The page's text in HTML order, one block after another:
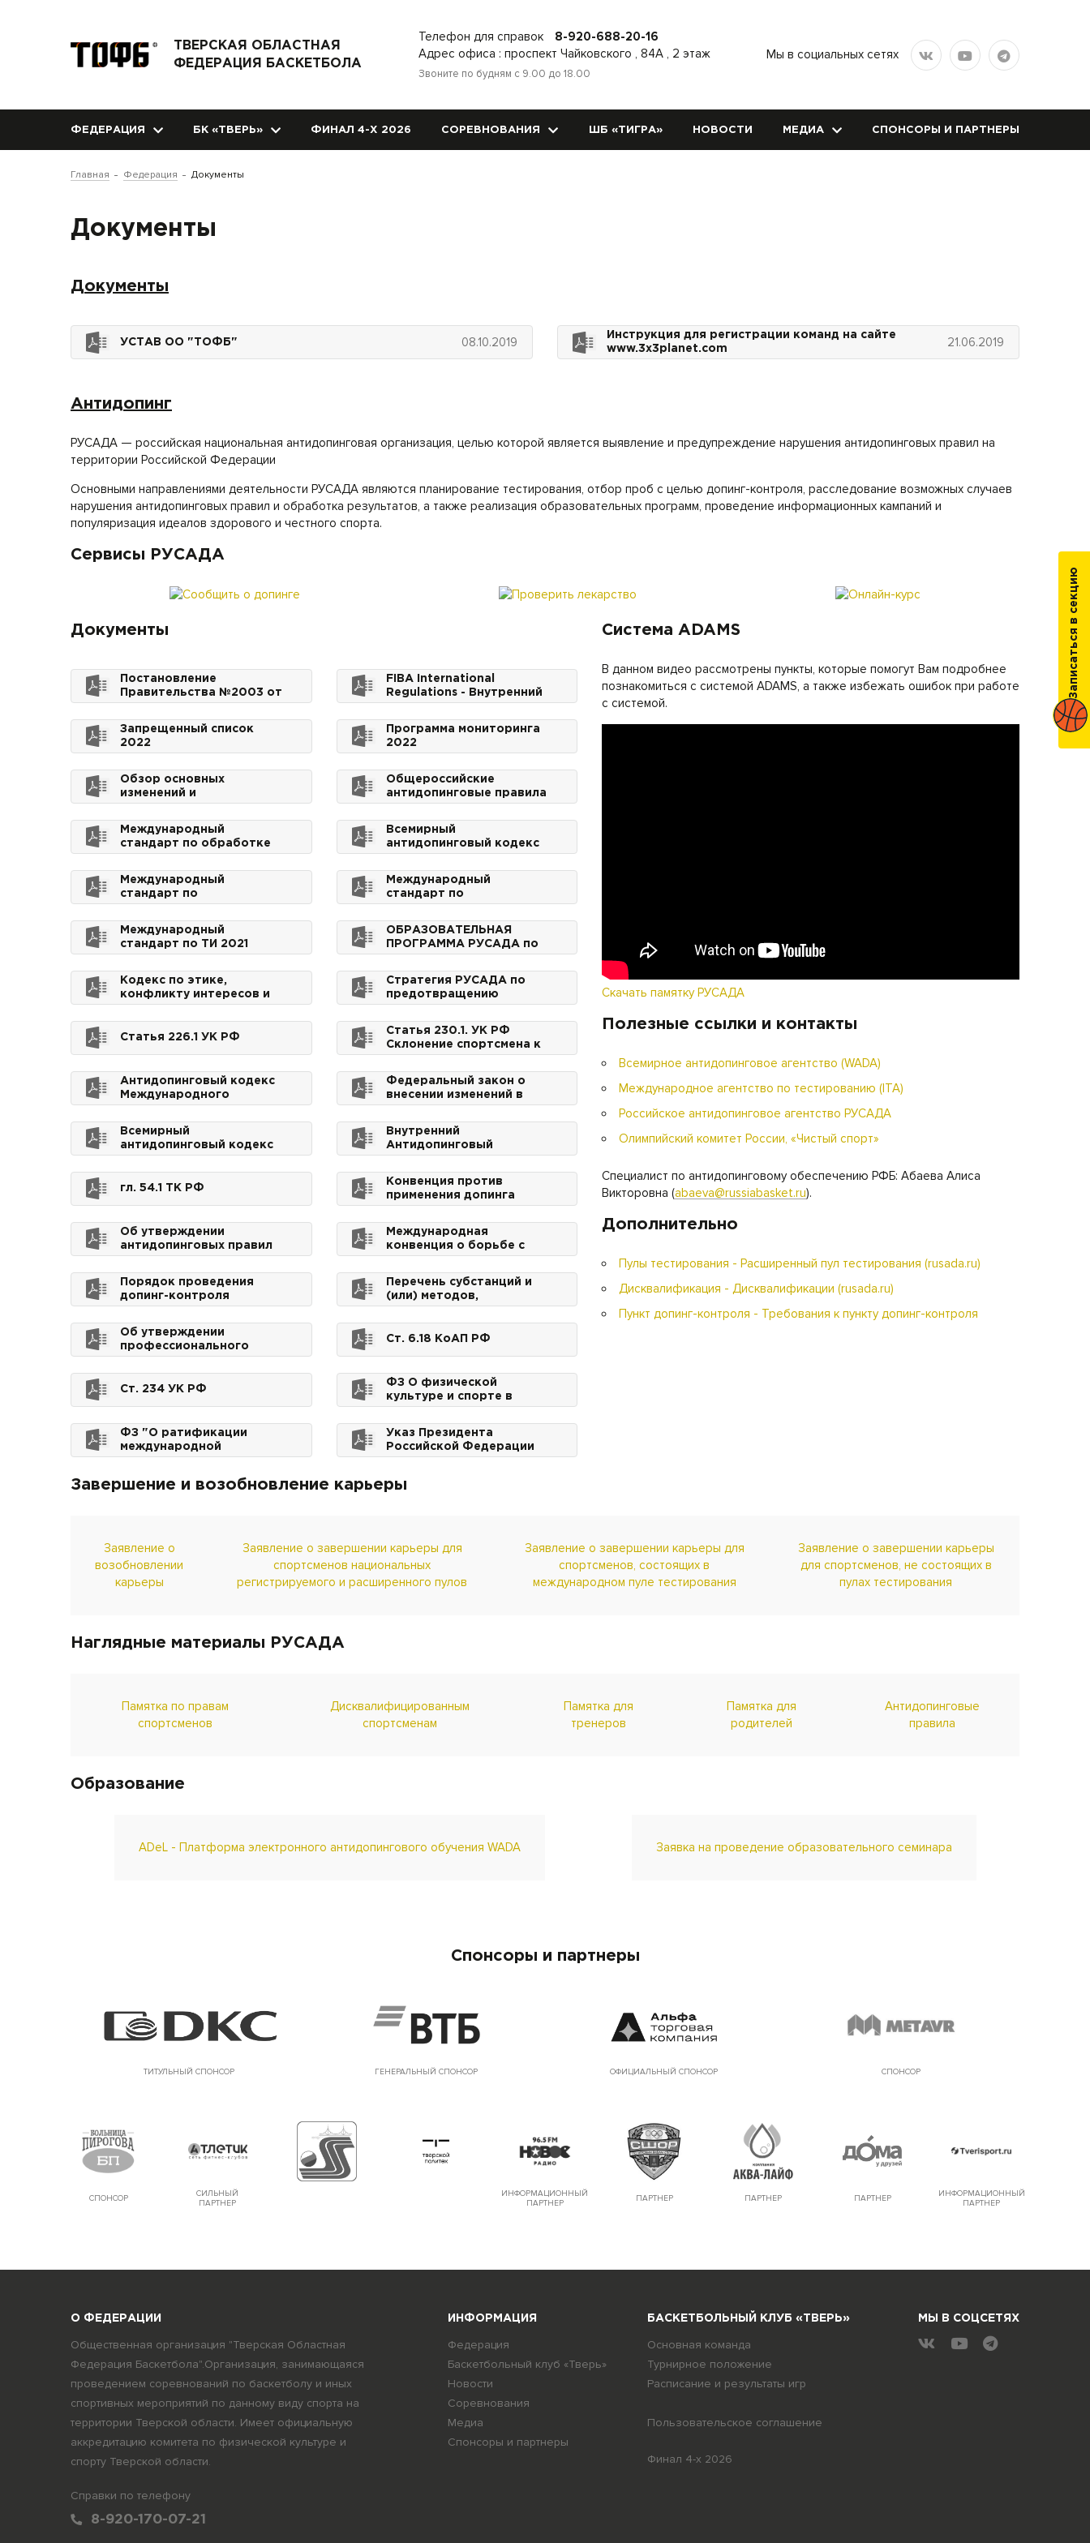
ТВЕРСКАЯ ОБЛАСТНАЯ
ФЕДЕРАЦИЯ БАСКЕТБОЛА
Телефон для справок
8-920-688-20-16
Адрес офиса : проспект Чайковского , 84А , 2 этаж
Звоните по будням с 9.00 до 18.00
Мы в социальных сетях
Записаться в секцию
ФЕДЕРАЦИЯ БК «ТВЕРЬ» ФИНАЛ 4-Х 2026 СОРЕВНОВАНИЯ ШБ «ТИГРА» НОВОСТИ МЕДИА СПОНСОРЫ И ПАРТНЕРЫ
Главная Федерация Документы
Документы
Документы
УСТАВ ОО "ТОФБ" 08.10.2019
Инструкция для регистрации команд на сайте
www.3x3planet.com
21.06.2019
Антидопинг
РУСАДА — российская национальная антидопинговая организация, целью которой является выявление и предупреждение нарушения антидопинговых правил на
территории Российской Федерации
Основными направлениями деятельности РУСАДА являются планирование тестирования, отбор проб с целью допинг-контроля, расследование возможных случаев
нарушения антидопинговых правил и обработка результатов, а также реализация образовательных программ, проведение информационных кампаний и
популяризация идеалов здорового и честного спорта.
Сервисы РУСАДА
Документы
Постановление
Правительства №2003 от
22.11.2021 О расширении
списка
сильнодействующих
веществ для целей
FIBA International
Regulations - Внутренний
Регламент ФИБА
(Антидопинг)
Запрещенный список
2022
Программа мониторинга
2022
Обзор основных
изменений и
пояснительная записка к
запрещенному списку
2022 года
Общероссийские
антидопинговые правила
(Приказ Минспорта
России № 464 от
24.06.2021)
Международный
стандарт по обработке
результатов 2021
Всемирный
антидопинговый кодекс
2021
Международный
стандарт по
тестированию и
расследованию 2021
Международный
стандарт по
образованию 2021
Международный
стандарт по ТИ 2021
ОБРАЗОВАТЕЛЬНАЯ
ПРОГРАММА РУСАДА по
антидопингу
Кодекс по этике,
конфликту интересов и
борьбе с коррупцией
ассоциации Российское
Антидопинговое
Стратегия РУСАДА по
предотвращению
использования допинга
2017-2020
Статья 226.1 УК РФ
Статья 230.1. УК РФ
Склонение спортсмена к
использованию
субстанций и (или)
методов, запрещенных
для использования в
Антидопинговый кодекс
Международного
Паралимпийского
Комитета
Федеральный закон о
внесении изменений в
статьи 3.5 и 6.18 Кодекса
Российской Федерации
об административных
правонарушениях
Всемирный
антидопинговый кодекс
Внутренний
Антидопинговый
регламент ФИБА
гл. 54.1 ТК РФ
Конвенция против
применения допинга
Об утверждении
антидопинговых правил
Международная
конвенция о борьбе с
допингом в спорте
Порядок проведения
допинг-контроля
Перечень субстанций и
(или) методов,
запрещённых для
использования в спорте
Об утверждении
профессионального
стандарта "Специалист
по антидопинговому
обеспечению"
Cт. 6.18 КоАП РФ
Ст. 234 УК РФ
ФЗ О физической
культуре и спорте в
Российской Федерации
ФЗ "О ратификации
международной
конвенции о борьбе с
Указ Президента
Российской Федерации
"О внесении изменения в
выплаты стипендий
Система ADAMS
В данном видео рассмотрены пункты, которые помогут Вам подробнее
познакомиться с системой ADAMS, а также избежать ошибок при работе
с системой.
Скачать памятку РУСАДА
Полезные ссылки и контакты
Всемирное антидопинговое агентство (WADA)
Международное агентство по тестированию (ITA)
Российское антидопинговое агентство РУСАДА
Олимпийский комитет России, «Чистый спорт»
Специалист по антидопинговому обеспечению РФБ: Абаева Алиса
Викторовна (abaeva@russiabasket.ru).
Дополнительно
Пулы тестирования - Расширенный пул тестирования (rusada.ru)
Дисквалификация - Дисквалификации (rusada.ru)
Пункт допинг-контроля - Требования к пункту допинг-контроля
Завершение и возобновление карьеры
Заявление о
возобновлении
карьеры
Заявление о завершении карьеры для
спортсменов национальных
регистрируемого и расширенного пулов
Заявление о завершении карьеры для
спортсменов, состоящих в
международном пуле тестирования
Заявление о завершении карьеры
для спортсменов, не состоящих в
пулах тестирования
Наглядные материалы РУСАДА
Памятка по правам
спортсменов
Дисквалифицированным
спортсменам
Памятка для
тренеров
Памятка для
родителей
Антидопинговые
правила
Образование
ADeL - Платформа электронного антидопингового обучения WADA Заявка на проведение образовательного семинара
Спонсоры и партнеры
ТИТУЛЬНЫЙ СПОНСОР ГЕНЕРАЛЬНЫЙ СПОНСОР ОФИЦИАЛЬНЫЙ СПОНСОР СПОНСОР
СПОНСОР
СИЛЬНЫЙ
ПАРТНЕР
ИНФОРМАЦИОННЫЙ
ПАРТНЕР
ПАРТНЕР ПАРТНЕР ПАРТНЕР
ИНФОРМАЦИОННЫЙ
ПАРТНЕР
О ФЕДЕРАЦИИ
Общественная организация "Тверская Областная
Федерация Баскетбола".Организация, занимающаяся
проведением соревнований по баскетболу и иных
спортивных мероприятий по данному виду спорта на
территории Тверской области. Имеет официальную
аккредитацию комитета по физической культуре и
спорту Тверской области.
Справки по телефону
8-920-170-07-21
ИНФОРМАЦИЯ
Федерация
Баскетбольный клуб «Тверь»
Новости
Соревнования
Медиа
Спонсоры и партнеры
БАСКЕТБОЛЬНЫЙ КЛУБ «ТВЕРЬ»
Основная команда
Турнирное положение
Расписание и результаты игр
Пользовательское соглашение
Финал 4-х 2026
МЫ В СОЦСЕТЯХ